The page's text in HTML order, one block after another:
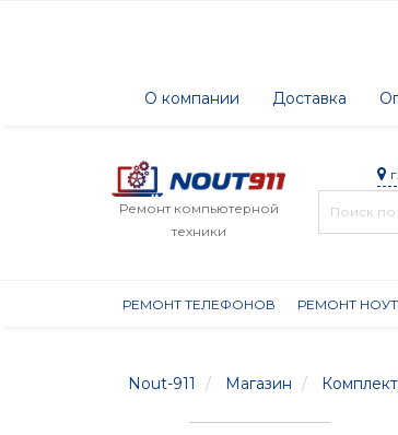
О компании Доставка
Ремонт компьютерной
техники
РЕМОНТ ТЕЛЕФОНОВ РЕМОНТ
Nout-911 Магазин